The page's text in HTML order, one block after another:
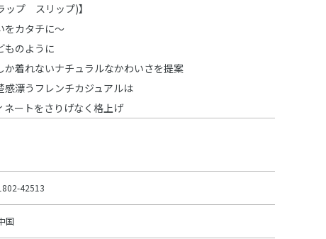
ップ スリップ)】
をカタチに～
ものように
か着れないナチュラルなかわいさを提案
感漂うフレンチカジュアルは
ネートをさりげなく格上げ
42513
国